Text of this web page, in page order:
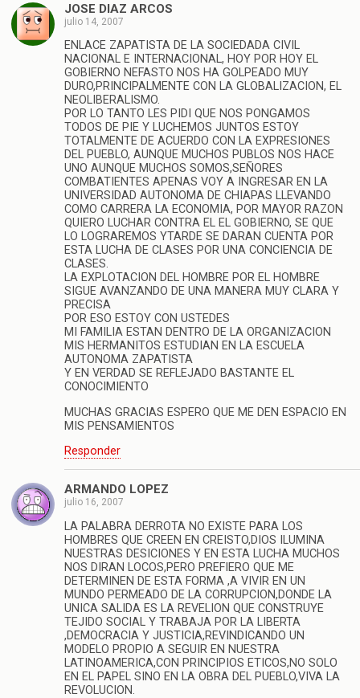
JOSE DIAZ ARCOS
julio 14, 2007
ENLACE ZAPATISTA DE LA SOCIEDADA CIVIL
NACIONAL E INTERNACIONAL, HOY POR HOY EL
GOBIERNO NEFASTO NOS HA GOLPEADO MUY
DURO,PRINCIPALMENTE CON LA GLOBALIZACION, EL
NEOLIBERALISMO.
POR LO TANTO LES PIDI QUE NOS PONGAMOS
TODOS DE PIE Y LUCHEMOS JUNTOS ESTOY
TOTALMENTE DE ACUERDO CON LA EXPRESIONES
DEL PUEBLO, AUNQUE MUCHOS PUBLOS NOS HACE
UNO AUNQUE MUCHOS SOMOS,SEÑORES
COMBATIENTES APENAS VOY A INGRESAR EN LA
UNIVERSIDAD AUTONOMA DE CHIAPAS LLEVANDO
COMO CARRERA LA ECONOMIA, POR MAYOR RAZON
QUIERO LUCHAR CONTRA EL EL GOBIERNO, SE QUE
LO LOGRAREMOS YTARDE SE DARAN CUENTA POR
ESTA LUCHA DE CLASES POR UNA CONCIENCIA DE
CLASES.
LA EXPLOTACION DEL HOMBRE POR EL HOMBRE
SIGUE AVANZANDO DE UNA MANERA MUY CLARA Y
PRECISA
POR ESO ESTOY CON USTEDES
MI FAMILIA ESTAN DENTRO DE LA ORGANIZACION
MIS HERMANITOS ESTUDIAN EN LA ESCUELA
AUTONOMA ZAPATISTA
Y EN VERDAD SE REFLEJADO BASTANTE EL
CONOCIMIENTO
MUCHAS GRACIAS ESPERO QUE ME DEN ESPACIO EN
MIS PENSAMIENTOS
Responder
ARMANDO LOPEZ
julio 16, 2007
LA PALABRA DERROTA NO EXISTE PARA LOS
HOMBRES QUE CREEN EN CREISTO,DIOS ILUMINA
NUESTRAS DESICIONES Y EN ESTA LUCHA MUCHOS
NOS DIRAN LOCOS,PERO PREFIERO QUE ME
DETERMINEN DE ESTA FORMA ,A VIVIR EN UN
MUNDO PERMEADO DE LA CORRUPCION,DONDE LA
UNICA SALIDA ES LA REVELION QUE CONSTRUYE
TEJIDO SOCIAL Y TRABAJA POR LA LIBERTA
,DEMOCRACIA Y JUSTICIA,REVINDICANDO UN
MODELO PROPIO A SEGUIR EN NUESTRA
LATINOAMERICA,CON PRINCIPIOS ETICOS,NO SOLO
EN EL PAPEL SINO EN LA OBRA DEL PUEBLO,VIVA LA
REVOLUCION.